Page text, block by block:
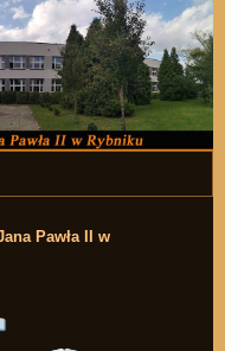
do zawartości
Pawła II w